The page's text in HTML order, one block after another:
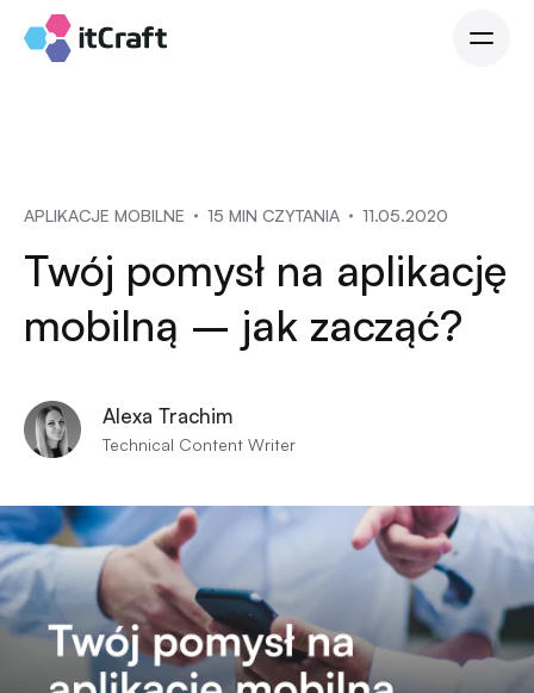
APLIKACJE MOBILNE 15 MIN CZYTANIA 11.05.2020
Twój pomysł na aplikację
mobilną – jak zacząć?
Alexa Trachim
Technical Content Writer